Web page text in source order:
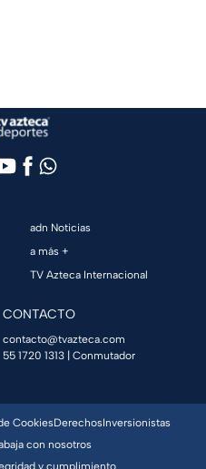
adn Noticias
a más +
TV Azteca Internacional
CONTACTO
contacto@tvazteca.com
55 1720 1313 | Conmutador
CookiesDerechosInversionistas
con nosotros
y cumplimiento